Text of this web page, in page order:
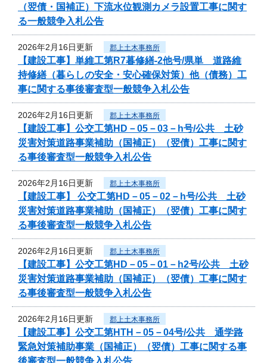
（翌債・国補正）下流水位観測カメラ設置工事に関す
る一般競争入札公告
2026年2月16日更新 郡上土木事務所
【建設工事】単維工第R7暮修繕-2他号/県単 道路維
持修繕（暮らしの安全・安心確保対策）他（債務）工
事に関する事後審査型一般競争入札公告
2026年2月16日更新 郡上土木事務所
【建設工事】公交工第HD－05－03－h号/公共 土砂
災害対策道路事業補助（国補正）（翌債）工事に関す
る事後審査型一般競争入札公告
2026年2月16日更新 郡上土木事務所
【建設工事】 公交工第HD－05－02－h号/公共 土砂
災害対策道路事業補助（国補正）（翌債）工事に関す
る事後審査型一般競争入札公告
2026年2月16日更新 郡上土木事務所
【建設工事】公交工第HD－05－01－h2号/公共 土砂
災害対策道路事業補助（国補正）（翌債）工事に関す
る事後審査型一般競争入札公告
2026年2月16日更新 郡上土木事務所
【建設工事】公交工第HTH－05－04号/公共 通学路
緊急対策補助事業（国補正）（翌債）工事に関する事
後審査型一般競争入札公告